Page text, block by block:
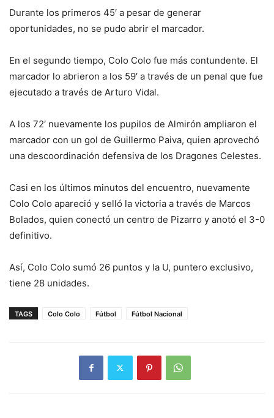
Durante los primeros 45′ a pesar de generar
oportunidades, no se pudo abrir el marcador.
En el segundo tiempo, Colo Colo fue más contundente. El
marcador lo abrieron a los 59′ a través de un penal que fue
ejecutado a través de Arturo Vidal.
A los 72′ nuevamente los pupilos de Almirón ampliaron el
marcador con un gol de Guillermo Paiva, quien aprovechó
una descoordinación defensiva de los Dragones Celestes.
Casi en los últimos minutos del encuentro, nuevamente
Colo Colo apareció y selló la victoria a través de Marcos
Bolados, quien conectó un centro de Pizarro y anotó el 3-0
definitivo.
Así, Colo Colo sumó 26 puntos y la U, puntero exclusivo,
tiene 28 unidades.
TAGS Colo Colo Fútbol Fútbol Nacional